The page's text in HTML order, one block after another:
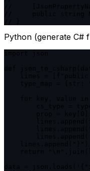
Python (generate C#
def
type_map = {str:
data =